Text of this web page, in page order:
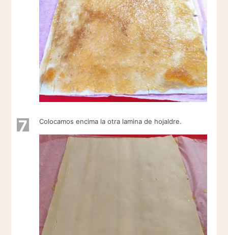
7 Colocamos encima la otra lamina de hojaldre.